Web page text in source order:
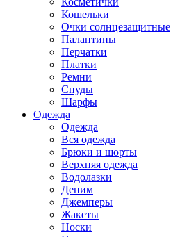
Кошельки
Очки солнцезащитные
Палантины
Перчатки
Платки
Ремни
Снуды
Шарфы
Одежда
Одежда
Вся одежда
Брюки и шорты
Верхняя одежда
Водолазки
Деним
Джемперы
Жакеты
Носки